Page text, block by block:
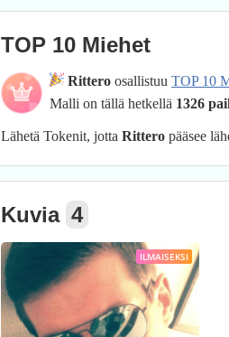
TOP 10 Miehet
Rittero osallistuu TOP 10
Malli on tällä hetkellä 1326
Lähetä Tokenit, jotta Rittero pääsee
Kuvia 4
ILMAISEKSI